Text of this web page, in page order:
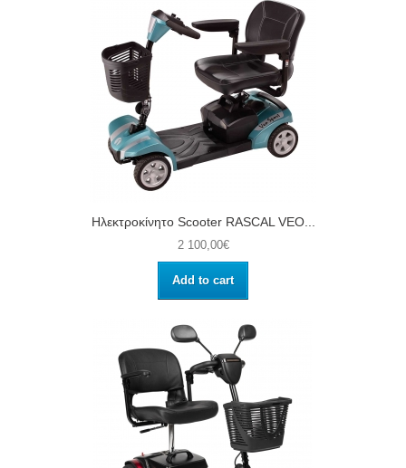
Ηλεκτροκίνητο Scooter RASCAL VEO...
2 100,00€
Add to cart